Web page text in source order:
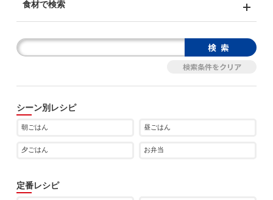
食材で検索
シーン別レシピ
朝ごはん 昼ごはん
夕ごはん お弁当
定番レシピ